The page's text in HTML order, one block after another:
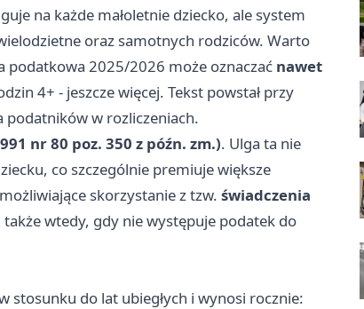
na każde małoletnie dziecko, ale system
oraz samotnych rodziców. Warto
podatkowa 2025/2026 może oznaczać nawet
4+ - jeszcze więcej. Tekst powstał przy
podatników w rozliczeniach.
nr 80 poz. 350 z późn. zm.). Ulga ta nie
co szczególnie premiuje większe
skorzystanie z tzw. świadczenia
wtedy, gdy nie występuje podatek do
stosunku do lat ubiegłych i wynosi rocznie: